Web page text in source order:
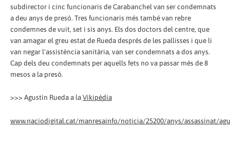
subdirector i cinc funcionaris de Carabanchel van ser condemnats
a deu anys de presó. Tres funcionaris més també van rebre
condemnes de vuit, set i sis anys. Els dos doctors del centre, que
van amagar el greu estat de Rueda després de les pallisses i que li
van negar l'assistència sanitària, van ser condemnats a dos anys.
Cap dels deu condemnats per aquells fets no va passar més de 8
mesos a la presó.
>>> Agustín Rueda a laVikipèdia
www.naciodigital.cat/manresainfo/noticia/25200/anys/assassinat/